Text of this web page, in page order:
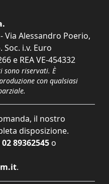
Via Alessandro Poerio,
Soc. i.v. Euro
e REA VE-454332
sono riservati. È
con qualsiasi
il nostro
disposizione.
02 89362545 o
.